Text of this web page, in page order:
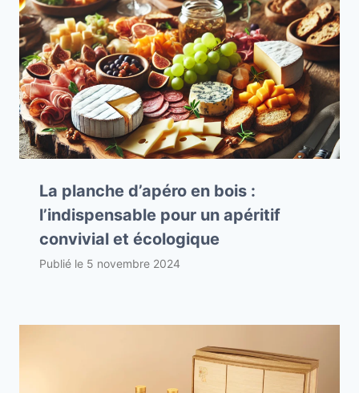
La planche d’apéro en bois :
l’indispensable pour un apéritif
convivial et écologique
Publié le 5 novembre 2024